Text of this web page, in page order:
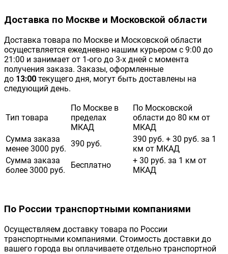
Доставка по Москве и Московской области
Доставка товара по Москве и Московской области
осуществляется ежедневно нашим курьером с 9:00 до
21:00 и занимает от 1-ого до 3-х дней с момента
получения заказа. Заказы, оформленные
до 13:00 текущего дня, могут быть доставлены на
следующий день.
Тип товара
По Москве в
пределах
МКАД
По Московской
области до 80 км от
МКАД
Сумма заказа
менее 3000 руб.
390 руб.
390 руб. + 30 руб. за 1
км от МКАД
Сумма заказа
более 3000 руб.
Бесплатно
+ 30 руб. за 1 км от
МКАД
По России транспортными компаниями
Осуществляем доставку товара по России
транспортными компаниями. Стоимость доставки до
вашего города вы оплачиваете отдельно транспортной